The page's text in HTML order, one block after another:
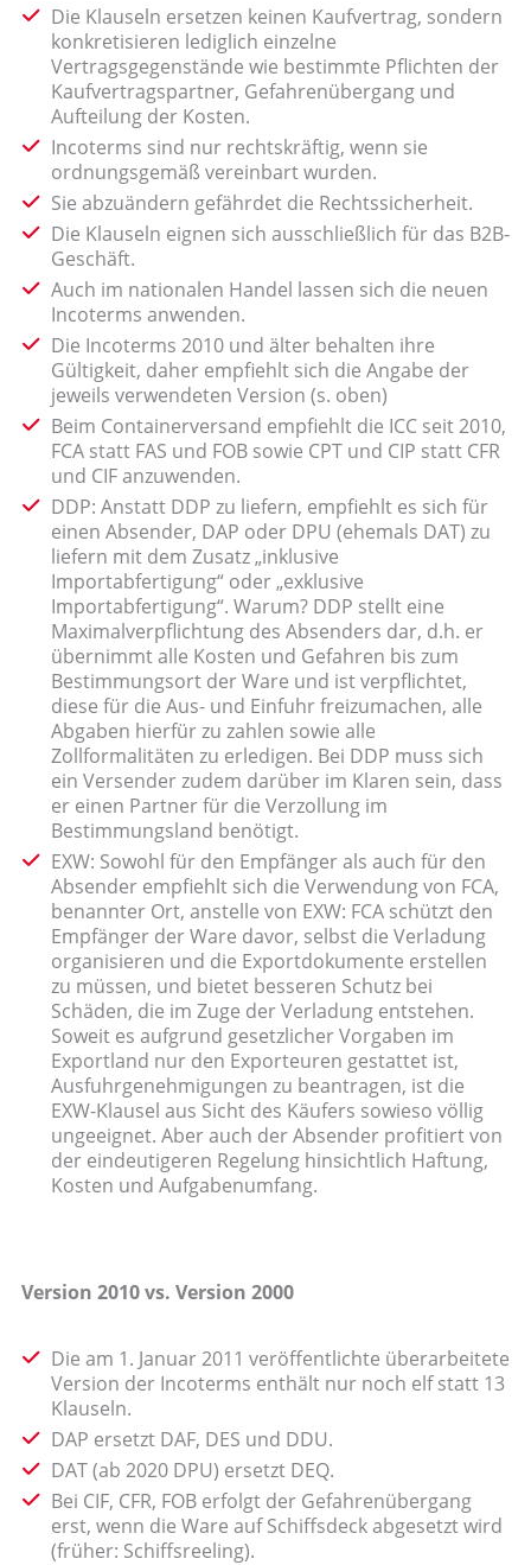
Die Klauseln ersetzen keinen Kaufvertrag, sondern
konkretisieren lediglich einzelne
Vertragsgegenstände wie bestimmte Pflichten der
Kaufvertragspartner, Gefahrenübergang und
Aufteilung der Kosten.
Incoterms sind nur rechtskräftig, wenn sie
ordnungsgemäß vereinbart wurden.
Sie abzuändern gefährdet die Rechtssicherheit.
Die Klauseln eignen sich ausschließlich für das B2B-
Geschäft.
Auch im nationalen Handel lassen sich die neuen
Incoterms anwenden.
Die Incoterms 2010 und älter behalten ihre
Gültigkeit, daher empfiehlt sich die Angabe der
jeweils verwendeten Version (s. oben)
Beim Containerversand empfiehlt die ICC seit 2010,
FCA statt FAS und FOB sowie CPT und CIP statt CFR
und CIF anzuwenden.
DDP: Anstatt DDP zu liefern, empfiehlt es sich für
einen Absender, DAP oder DPU (ehemals DAT) zu
liefern mit dem Zusatz „inklusive
Importabfertigung“ oder „exklusive
Importabfertigung“. Warum? DDP stellt eine
Maximalverpflichtung des Absenders dar, d.h. er
übernimmt alle Kosten und Gefahren bis zum
Bestimmungsort der Ware und ist verpflichtet,
diese für die Aus- und Einfuhr freizumachen, alle
Abgaben hierfür zu zahlen sowie alle
Zollformalitäten zu erledigen. Bei DDP muss sich
ein Versender zudem darüber im Klaren sein, dass
er einen Partner für die Verzollung im
Bestimmungsland benötigt.
EXW: Sowohl für den Empfänger als auch für den
Absender empfiehlt sich die Verwendung von FCA,
benannter Ort, anstelle von EXW: FCA schützt den
Empfänger der Ware davor, selbst die Verladung
organisieren und die Exportdokumente erstellen
zu müssen, und bietet besseren Schutz bei
Schäden, die im Zuge der Verladung entstehen.
Soweit es aufgrund gesetzlicher Vorgaben im
Exportland nur den Exporteuren gestattet ist,
Ausfuhrgenehmigungen zu beantragen, ist die
EXW-Klausel aus Sicht des Käufers sowieso völlig
ungeeignet. Aber auch der Absender profitiert von
der eindeutigeren Regelung hinsichtlich Haftung,
Kosten und Aufgabenumfang.
Version 2010 vs. Version 2000
Die am 1. Januar 2011 veröffentlichte überarbeitete
Version der Incoterms enthält nur noch elf statt 13
Klauseln.
DAP ersetzt DAF, DES und DDU.
DAT (ab 2020 DPU) ersetzt DEQ.
Bei CIF, CFR, FOB erfolgt der Gefahrenübergang
erst, wenn die Ware auf Schiffsdeck abgesetzt wird
(früher: Schiffsreeling).